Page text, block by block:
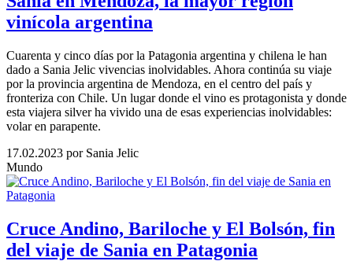
vinícola argentina
Cuarenta y cinco días por la Patagonia argentina y chilena le han
dado a Sania Jelic vivencias inolvidables. Ahora continúa su viaje
por la provincia argentina de Mendoza, en el centro del país y
fronteriza con Chile. Un lugar donde el vino es protagonista y donde
esta viajera silver ha vivido una de esas experiencias inolvidables:
volar en parapente.
17.02.2023 por Sania Jelic
Mundo
Cruce Andino, Bariloche y El Bolsón, fin
del viaje de Sania en Patagonia